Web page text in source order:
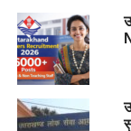
कार्यक्षमता को बढ़ाना
लाने और जल्द
#
#